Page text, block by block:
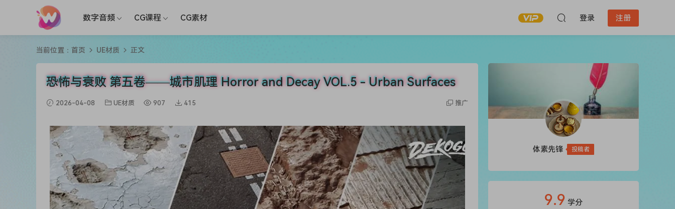
数字音频 CG课程 CG素材 登录 注册
当前位置： 首页 UE材质 正文
恐怖与衰败 第五卷——城市肌理 Horror and Decay VOL.5 - Urban Surfaces
2026-04-08 UE材质 907 415 推广
体素先锋 投稿者
9.9 学分